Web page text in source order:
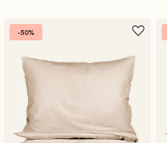
-50%